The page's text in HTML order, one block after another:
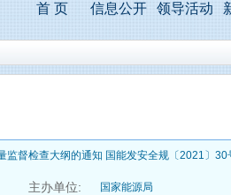
首 页 信息公开 领导活动
监督检查大纲的通知 国能发安全规〔2021〕30
主办单位: 国家能源局